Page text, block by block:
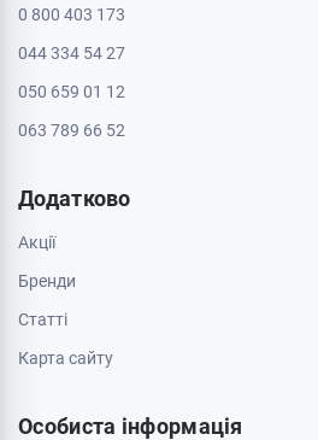
0 800 403 173
044 334 54 27
050 659 01 12
063 789 66 52
Додатково
Акції
Бренди
Cтатті
Карта сайту
Особиста інформація